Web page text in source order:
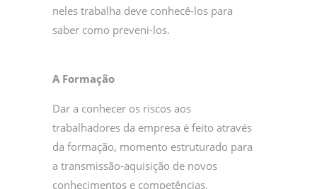
neles trabalha deve conhecê-los para
saber como preveni-los.
A Formação
Dar a conhecer os riscos aos
trabalhadores da empresa é feito através
da formação, momento estruturado para
a transmissão-aquisição de novos
conhecimentos e competências.